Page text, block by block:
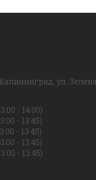
ул.
- 14:00)
- 13:45)
- 13:45)
- 13:45)
- 13:45)